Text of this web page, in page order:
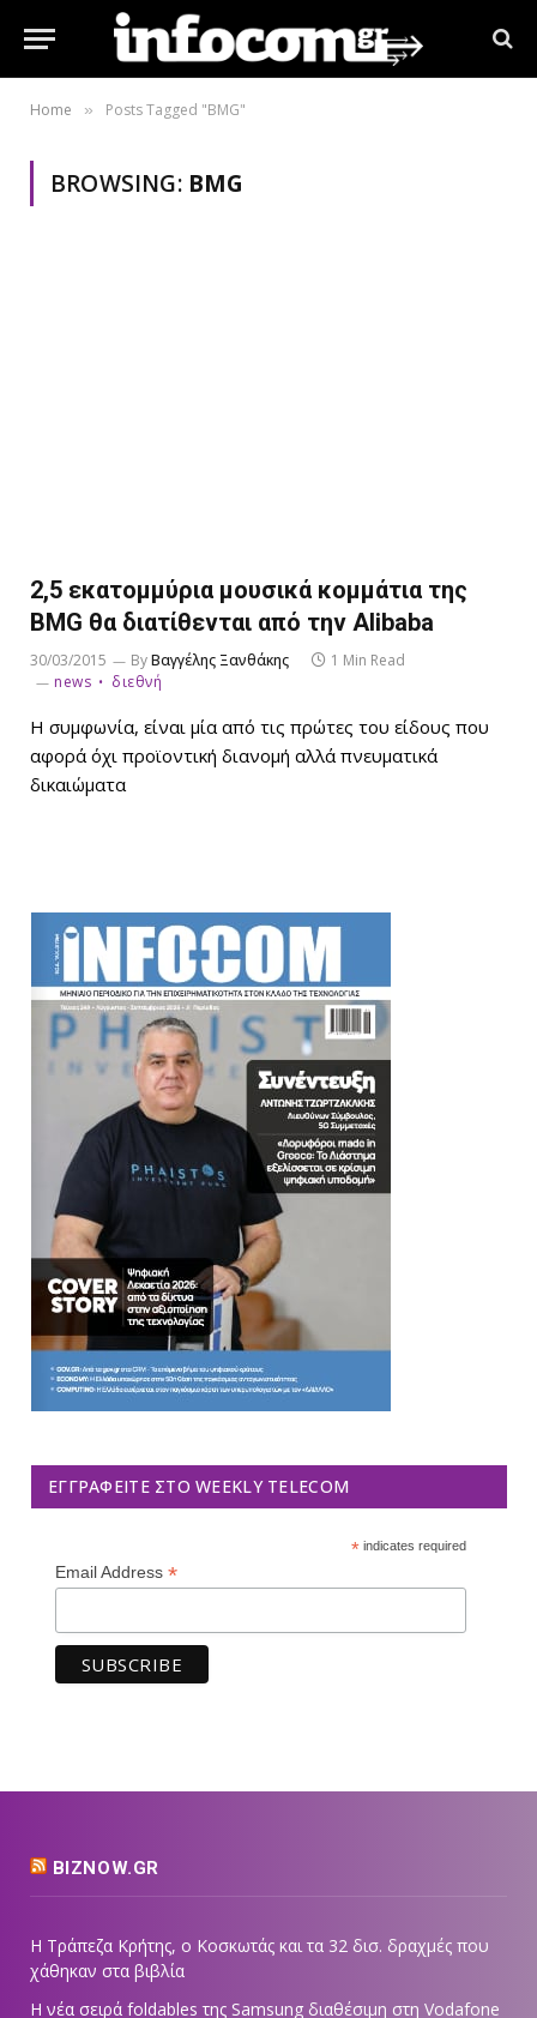
Home » Posts Tagged "BMG"
BROWSING: BMG
2,5 εκατομμύρια μουσικά κομμάτια της
BMG θα διατίθενται από την Alibaba
30/03/2015 ByΒαγγέλης Ξανθάκης
1 Min Read
news
διεθνή
Η συμφωνία, είναι μία από τις πρώτες του είδους που
αφορά όχι προϊοντική διανομή αλλά πνευματικά
δικαιώματα
ΕΓΓΡΑΦΕΊΤΕ ΣΤΟ WEEKLY TELECOM
*indicates required
Email Address *
BIZNOW.GR
Η Τράπεζα Κρήτης, ο Κοσκωτάς και τα 32 δισ. δραχμές που
χάθηκαν στα βιβλία
Η νέα σειρά foldables της Samsung διαθέσιμη στη Vodafone